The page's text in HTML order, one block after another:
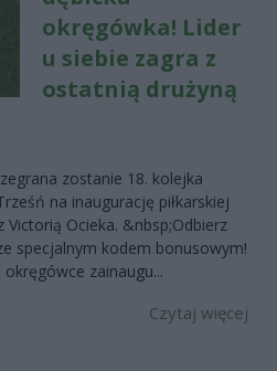
okręgówka! Lider
u siebie zagra z
ostatnią drużyną
zostanie 18. kolejka
na inaugurację piłkarskiej
Ocieka. &nbsp;Odbierz
specjalnym kodem bonusowym!
zainaugu...
Czytaj więcej